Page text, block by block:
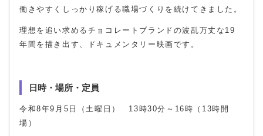
働きやすくしっかり稼げる職場づくりを続けてきました。
理想を追い求めるチョコレートブランドの波乱万丈な 19
年間を描き出す、ドキュメンタリー映画です。
日時・場所・定員
令和8年9月5日（土曜日） 13時30分～16時（13時開
場）